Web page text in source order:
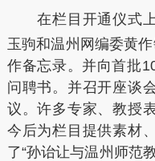
在栏目开通仪式
玉驹和温州网编委黄
作备忘录。并向首批
问聘书。并召开座谈
议。许多专家、教授
今后为栏目提供素材
了“孙诒让与温州师范